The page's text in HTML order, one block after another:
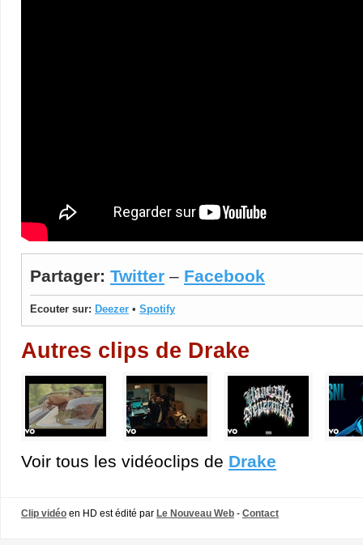
Partager: Twitter – Facebook
Ecouter sur: Deezer • Spotify
Autres clips de Drake
Voir tous les vidéoclips de Drake
Clip vidéo en HD est édité par Le Nouveau Web - Contact